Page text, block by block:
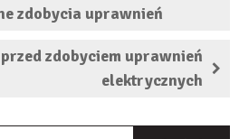
zdobycia uprawnień
zdobyciem uprawnień
elektrycznych